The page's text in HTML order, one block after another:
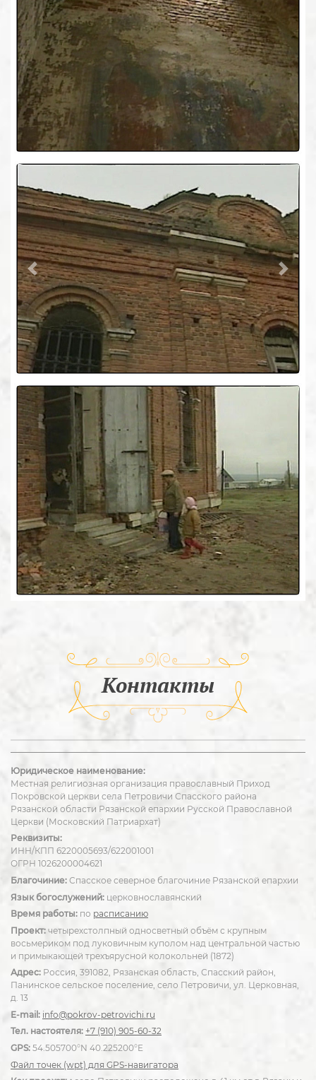
Previous Next
Контакты
Юридическое наименование:
Местная религиозная организация православный Приход
Покровской церкви села Петровичи Спасского района
Рязанской области Рязанской епархии Русской Православной
Церкви (Московский Патриархат)
Реквизиты:
ИНН/КПП 6220005693/622001001
ОГРН 1026200004621
Благочиние: Спасское северное благочиние Рязанской епархии
Язык богослужений: церковнославянский
Время работы: по расписанию
Проект: четырехстолпный односветный объём с крупным
восьмериком под луковичным куполом над центральной частью
и примыкающей трехъярусной колокольней (1872)
Адрес: Россия, 391082, Рязанская область, Спасский район,
Панинское сельское поселение, село Петровичи, ул. Церковная,
д. 13
E-mail: info@pokrov-petrovichi.ru
Тел. настоятеля: +7 (910) 905-60-32
GPS: 54.505700°N 40.225200°E
Файл точек (wpt) для GPS-навигатора